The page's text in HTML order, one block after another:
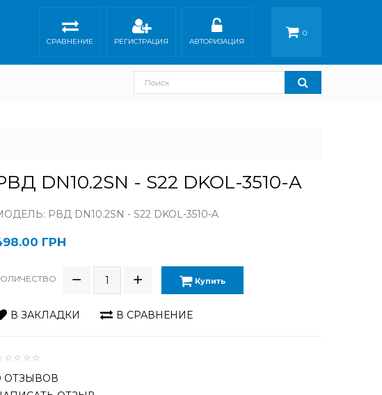
0
СРАВНЕНИЕ
РЕГИСТРАЦИЯ АВТОРИЗАЦИЯ
DN10.2SN - S22 DKOL-3510-A
РВД DN10.2SN - S22 DKOL-3510-A
ГРН
Купить
В ЗАКЛАДКИ В СРАВНЕНИЕ
ОТЗЫВОВ